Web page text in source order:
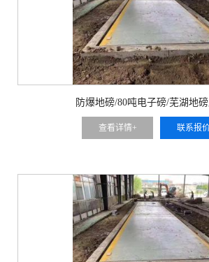
防爆地磅/80吨电子磅/芜湖地
查看详情+ 联系报